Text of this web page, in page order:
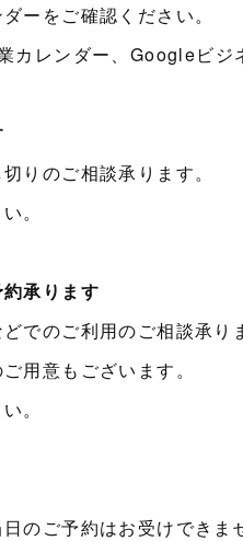
ーをご確認ください。
レンダー、Googleビジ
りのご相談承ります。
。
承ります
でのご利用のご相談承り
用意もございます。
。
のご予約はお受けできま